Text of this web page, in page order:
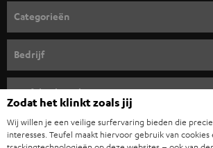
o
r
n
i
e
u
w
Categorieën
COMPLETE SYSTEMEN
SOUNDBARS
HIFI-SPEAKERS
Bedrijf
Teufel online shops
DUITSLAND
Zodat het klinkt zoals jij
Wij willen je een veilige surfervaring bieden die
interesses. Teufel maakt hiervoor gebruik van cookies